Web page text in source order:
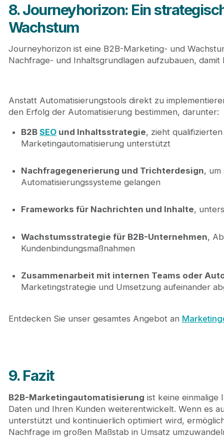
8. Journeyhorizon: Ein
Wachstum
Journeyhorizon ist eine B2B-Marketing- und
Nachfrage- und Inhaltsgrundlagen aufzubauen,
Anstatt Automatisierungstools direkt zu
den Erfolg der Automatisierung bestimmen, darunter:
B2B SEOund Inhaltsstrategie, zieht
Marketingautomatisierung unterstützt
Nachfragegenerierung und Trichterdesign, um
Automatisierungssysteme gelangen
Frameworks für Nachrichten und Inhalte,
Wachstumsstrategie für B2B-Unternehmen,
Kundenbindungsmaßnahmen
Zusammenarbeit mit internen Teams oder
Marketingstrategie und Umsetzung aufeinander
Entdecken Sie unser gesamtes Angebot an
9. Fazit
B2B-Marketingautomatisierung ist keine einmalige
Daten und Ihren Kunden weiterentwickelt. Wenn es
unterstützt und kontinuierlich optimiert wird,
Nachfrage im großen Maßstab in Umsatz